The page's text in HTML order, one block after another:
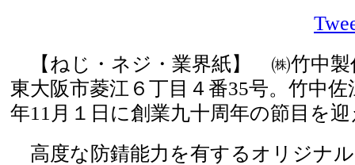
【ねじ・ネジ・業界紙】 ㈱竹中製
東大阪市菱江６丁目４番35号。竹中
年11月１日に創業九十周年の節目を
高度な防錆能力を有するオリジナ